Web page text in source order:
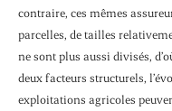
contraire, ces mêmes
par­celles, de tailles
ne sont plus aussi divisés,
deux facteurs structurels,
exploitations agricoles